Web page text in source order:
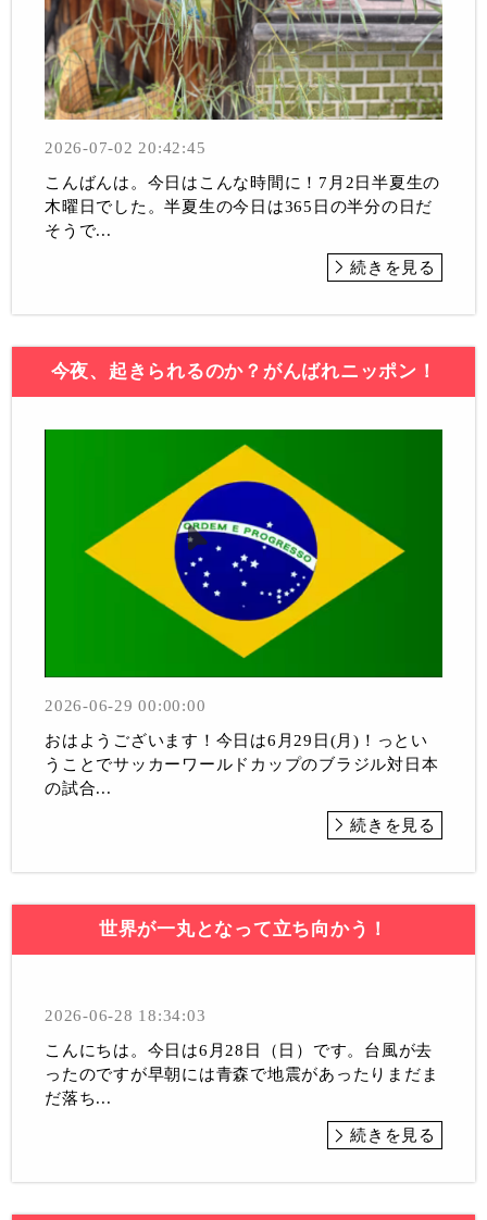
2026-07-02 20:42:45
こんばんは。今日はこんな時間に！7月2日半夏生の
木曜日でした。半夏生の今日は365日の半分の日だ
そうで...
続きを見る
今夜、起きられるのか？がんばれニッポン！
2026-06-29 00:00:00
おはようございます！今日は6月29日(月)！っとい
うことでサッカーワールドカップのブラジル対日本
の試合...
続きを見る
世界が一丸となって立ち向かう！
2026-06-28 18:34:03
こんにちは。今日は6月28日（日）です。台風が去
ったのですが早朝には青森で地震があったりまだま
だ落ち...
続きを見る